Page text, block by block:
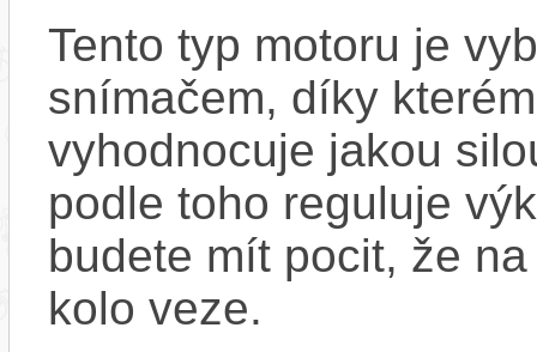
Tento typ motoru je
snímačem, díky
vyhodnocuje jakou
podle toho reguluje
budete mít pocit, že
kolo veze.